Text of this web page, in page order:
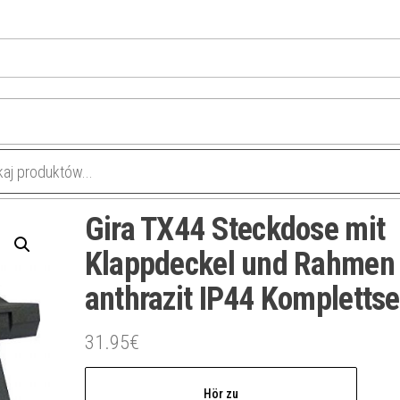
Gira TX44 Steckdose mit
Klappdeckel und Rahmen
anthrazit IP44
31.95€
Hör zu